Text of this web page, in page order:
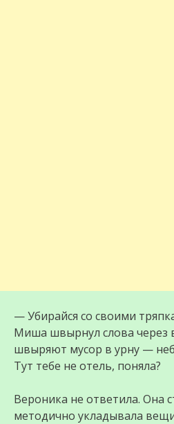
— Убирайся со своими
Миша швырнул слова через
швыряют мусор в урну —
Тут тебе не отель, поняла?
Вероника не ответила. Она
методично укладывала